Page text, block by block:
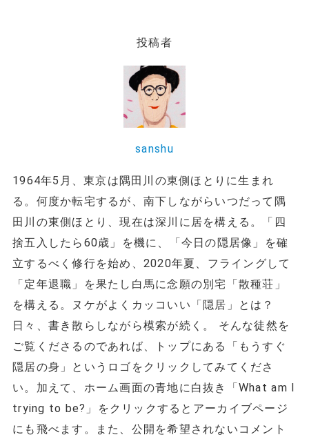
投稿者
sanshu
1964年5月、東京は隅田川の東側ほとりに生まれ
る。何度か転宅するが、南下しながらいつだって隅
田川の東側ほとり、現在は深川に居を構える。「四
捨五入したら60歳」を機に、「今日の隠居像」を確
立するべく修行を始め、2020年夏、フライングして
「定年退職」を果たし白馬に念願の別宅「散種荘」
を構える。ヌケがよくカッコいい「隠居」とは？
日々、書き散らしながら模索が続く。 そんな徒然を
ご覧くださるのであれば、トップにある「もうすぐ
隠居の身」というロゴをクリックしてみてくださ
い。加えて、ホーム画面の青地に白抜き「What am I
trying to be?」をクリックするとアーカイブページ
にも飛べます。また、公開を希望されないコメント